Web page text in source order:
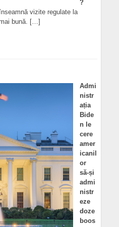
?
vizite regulate la
bună. […]
Admi
nistr
ația
Bide
n le
cere
amer
icanil
or
să-și
admi
nistr
eze
doze
boos